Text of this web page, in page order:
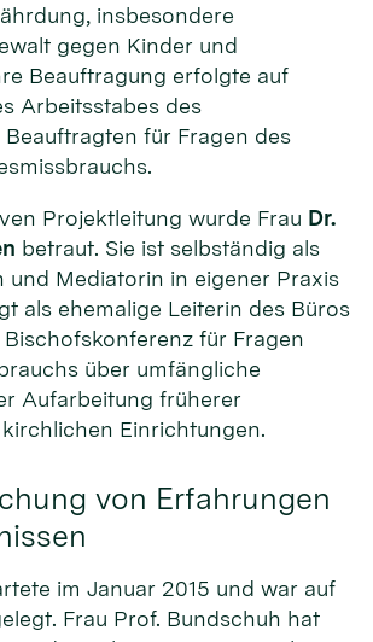
insbesondere
gegen Kinder und
Beauftragung erfolgte auf
Arbeitsstabes des
für Fragen des
Projektleitung wurde Frau Dr.
betraut. Sie ist selbständig als
und Mediatorin in eigener Praxis
als ehemalige Leiterin des Büros
für Fragen
über umfängliche
Aufarbeitung früherer
Einrichtungen.
von Erfahrungen
im Januar 2015 und war auf
Frau Prof. Bundschuh hat